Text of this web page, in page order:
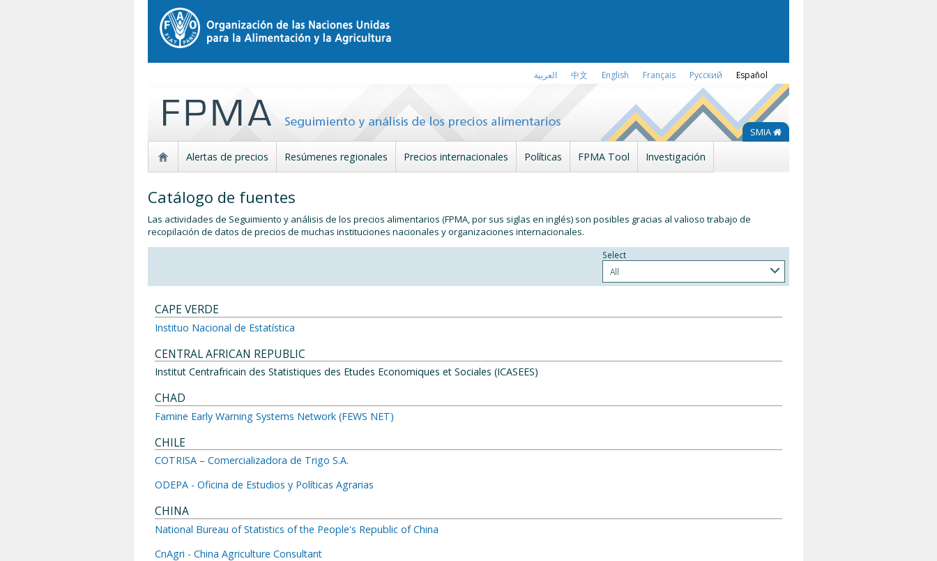
العربية 中文 English Français Русский Español
SMIA
Alertas de precios Resúmenes regionales Precios internacionales Políticas FPMA Tool Investigación
Catálogo de fuentes
Las actividades de Seguimiento y análisis de los precios alimentarios (FPMA, por sus siglas en inglés) son posibles gracias al valioso trabajo de
recopilación de datos de precios de muchas instituciones nacionales y organizaciones internacionales.
Select
All
CAPE VERDE
Instituo Nacional de Estatística
CENTRAL AFRICAN REPUBLIC
Institut Centrafricain des Statistiques des Etudes Economiques et Sociales (ICASEES)
CHAD
Famine Early Warning Systems Network (FEWS NET)
CHILE
COTRISA – Comercializadora de Trigo S.A.
ODEPA - Oficina de Estudios y Políticas Agrarias
CHINA
National Bureau of Statistics of the People's Republic of China
CnAgri - China Agriculture Consultant